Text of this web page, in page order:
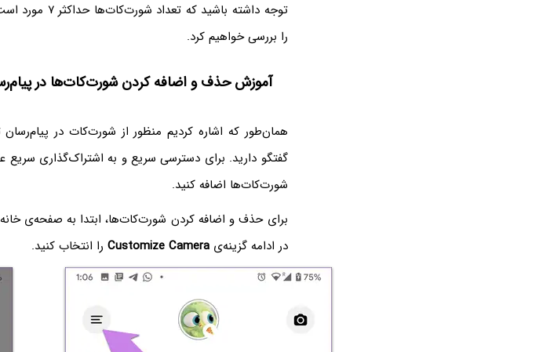
توجه داشته
را بررسی خواهیم کرد.
آموزش حذف و اضافه کردن شورت‌کات‌ها در
همان‌طور که اشاره کردیم منظور از شورت‌کات در
گفتگو دارید. برای دسترسی سریع و به اشتراک‌گذاری
شورت‌کات‌ها اضافه کنید.
برای حذف و اضافه کردن شورت‌کات‌ها، ابتدا به صفحه‌ی
در ادامه گزینه‌یCustomize Camera را انتخاب کنید.